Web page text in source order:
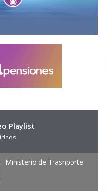
Playlist
Ministerio de Trasnporte